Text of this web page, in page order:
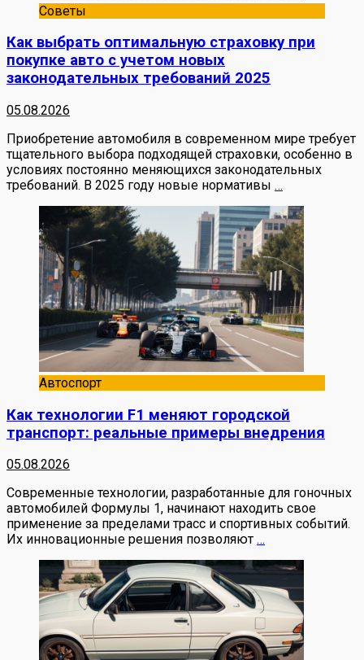
Советы
Как выбрать оптимальную страховку при
покупке авто с учетом новых
законодательных требований 2025
05.08.2026
Приобретение автомобиля в современном мире требует
тщательного выбора подходящей страховки, особенно в
условиях постоянно меняющихся законодательных
требований. В 2025 году новые нормативы …
Автоспорт
Как технологии F1 меняют городской
транспорт: реальные примеры внедрения
05.08.2026
Современные технологии, разработанные для гоночных
автомобилей Формулы 1, начинают находить свое
применение за пределами трасс и спортивных событий.
Их инновационные решения позволяют …